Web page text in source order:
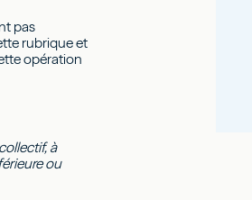
pas
rubrique et
opération
à
ou